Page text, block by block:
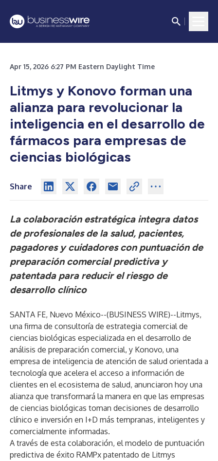
Apr 15, 2026 6:27 PM Eastern Daylight Time
Litmys y Konovo forman una
alianza para revolucionar la
inteligencia en el desarrollo de
fármacos para empresas de
ciencias biológicas
Share
La colaboración estratégica integra datos
de profesionales de la salud, pacientes,
pagadores y cuidadores con puntuación de
preparación comercial predictiva y
patentada para reducir el riesgo de
desarrollo clínico
SANTA FE, Nuevo México--(BUSINESS WIRE)--Litmys,
una firma de consultoría de estrategia comercial de
ciencias biológicas especializada en el desarrollo de
análisis de preparación comercial, y Konovo, una
empresa de inteligencia de atención de salud orientada a
tecnología que acelera el acceso a información de
clientes en el ecosistema de salud, anunciaron hoy una
alianza que transformará la manera en que las empresas
de ciencias biológicas toman decisiones de desarrollo
clínico e inversión en I+D más tempranas, inteligentes y
comercialmente informadas.
A través de esta colaboración, el modelo de puntuación
predictiva de éxito RAMPx patentado de Litmys